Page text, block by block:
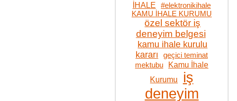
İHALE
#elektronikihale
KAMU İHALE KURUMU
özel sektör iş
deneyim belgesi
kamu ihale kurulu
kararı
geçici teminat
mektubu
Kamu İhale
Kurumu
iş
deneyim